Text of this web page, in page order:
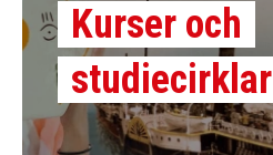
Kurser och
studiecirklar